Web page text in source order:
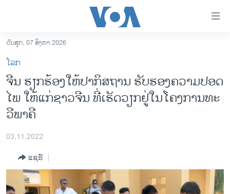
ເຂົ້າ
ຫາ
ຂ້າມ
ຂ້າມ
ຂ້າມ
ໄປ
ຫາ
ຊອກ
ລາວ
ອາເມຣິກາ
ການເລືອກຕັ້ງ ປະທານາທີບໍດີ ສະຫະລັດ 2024
ອິດສະຫຼະພາບດ້ານການຂ່າວ
ວັນສຸກ, 07 ສິງຫາ 2026
ໂລກ
ຈີນ ຮຽກຮ້ອງໃຫ້ປາກິສຖານ ຮັບຮອງຄວາມປອດ
ໄພ ໃຫ້ແກ່ຊາວຈີນ ທີ່ເຮັດວຽກຢູ່ໃນໂຄງການທະ
ວີພາຄີ
03,11,2022
ແຊຣ໌